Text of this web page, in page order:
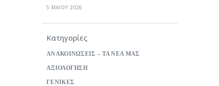
5 ΜΑΪΟΥ 2026
Κατηγορίες
ΑΝΑΚΟΙΝΩΣΕΙΣ – ΤΑ ΝΕΑ ΜΑΣ
ΑΞΙΟΛΟΓΗΣΗ
ΓΕΝΙΚΕΣ